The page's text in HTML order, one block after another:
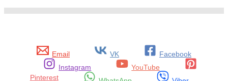
Email VK
Facebook
Instagram
YouTube
Pinterest